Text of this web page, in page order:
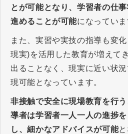
とが可能となり、学習者の仕
進めることが可能になっていま
また、実習や実技の指導も変
現実)を活用した教育が増えて
出ることなく、現実に近い状
現可能となっています。
非接触で安全に現場教育を行
導者は学習者一人一人の進捗
し、細かなアドバイスが可能と